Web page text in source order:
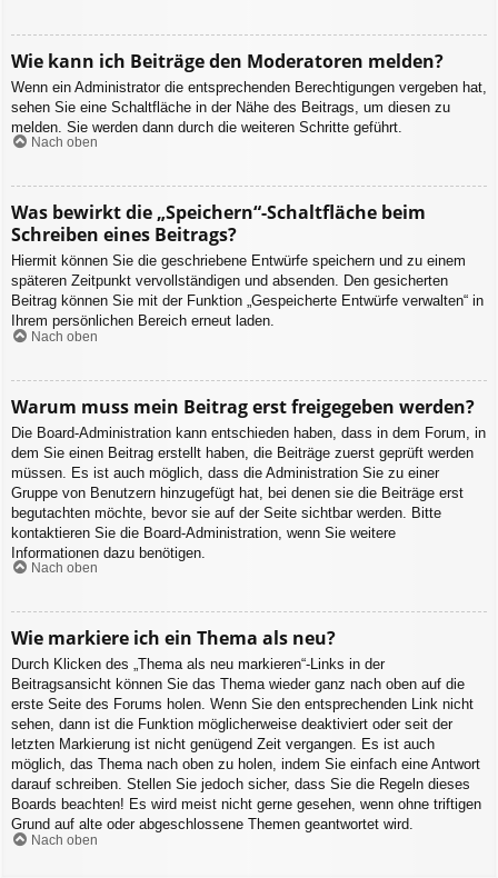
Wie kann ich Beiträge den Moderatoren melden?
Wenn ein Administrator die entsprechenden Berechtigungen vergeben hat,
sehen Sie eine Schaltfläche in der Nähe des Beitrags, um diesen zu
melden. Sie werden dann durch die weiteren Schritte geführt.
Nach oben
Was bewirkt die „Speichern“-Schaltfläche beim
Schreiben eines Beitrags?
Hiermit können Sie die geschriebene Entwürfe speichern und zu einem
späteren Zeitpunkt vervollständigen und absenden. Den gesicherten
Beitrag können Sie mit der Funktion „Gespeicherte Entwürfe verwalten“ in
Ihrem persönlichen Bereich erneut laden.
Nach oben
Warum muss mein Beitrag erst freigegeben werden?
Die Board-Administration kann entschieden haben, dass in dem Forum, in
dem Sie einen Beitrag erstellt haben, die Beiträge zuerst geprüft werden
müssen. Es ist auch möglich, dass die Administration Sie zu einer
Gruppe von Benutzern hinzugefügt hat, bei denen sie die Beiträge erst
begutachten möchte, bevor sie auf der Seite sichtbar werden. Bitte
kontaktieren Sie die Board-Administration, wenn Sie weitere
Informationen dazu benötigen.
Nach oben
Wie markiere ich ein Thema als neu?
Durch Klicken des „Thema als neu markieren“-Links in der
Beitragsansicht können Sie das Thema wieder ganz nach oben auf die
erste Seite des Forums holen. Wenn Sie den entsprechenden Link nicht
sehen, dann ist die Funktion möglicherweise deaktiviert oder seit der
letzten Markierung ist nicht genügend Zeit vergangen. Es ist auch
möglich, das Thema nach oben zu holen, indem Sie einfach eine Antwort
darauf schreiben. Stellen Sie jedoch sicher, dass Sie die Regeln dieses
Boards beachten! Es wird meist nicht gerne gesehen, wenn ohne triftigen
Grund auf alte oder abgeschlossene Themen geantwortet wird.
Nach oben